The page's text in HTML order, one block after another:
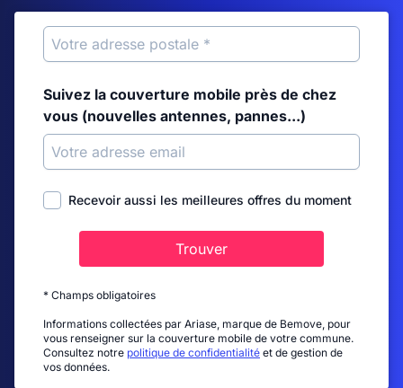
Suivez la couverture mobile près de chez
vous (nouvelles antennes, pannes...)
Recevoir aussi les meilleures offres du moment
Trouver
* Champs obligatoires
Informations collectées par Ariase, marque de Bemove, pour
vous renseigner sur la couverture mobile de votre commune.
Consultez notre politique de confidentialité et de gestion de
vos données.